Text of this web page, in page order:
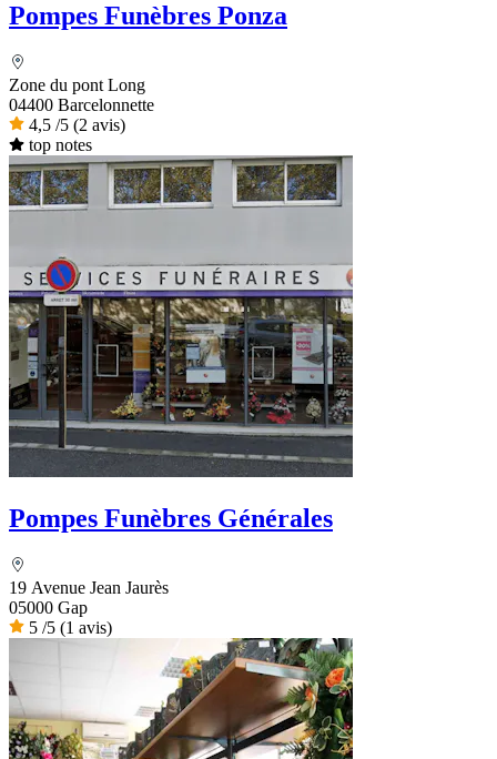
Pompes Funèbres Ponza
Zone du pont Long
04400 Barcelonnette
4,5 /5 (2 avis)
top notes
Pompes Funèbres Générales
19 Avenue Jean Jaurès
05000 Gap
5 /5 (1 avis)